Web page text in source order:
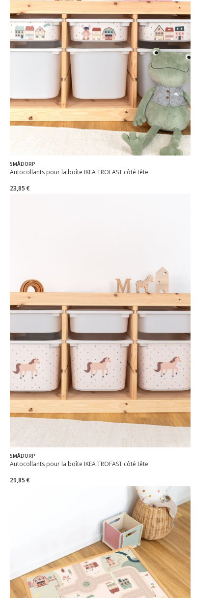
SMÅDORP
Autocollants pour la boîte IKEA TROFAST côté tête
23,85 €
SMÅDORP
Autocollants pour la boîte IKEA TROFAST côté tête
29,85 €